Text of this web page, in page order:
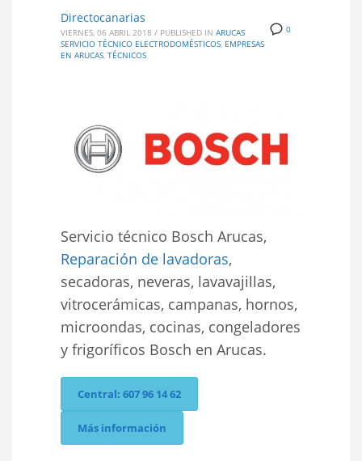
0
Directocanarias
VIERNES, 06 ABRIL 2018 / PUBLISHED IN ARUCAS
SERVICIO TÉCNICO ELECTRODOMÉSTICOS EMPRESAS
EN ARUCAS TÉCNICOS
Servicio técnico Bosch Arucas,
Reparación de lavadoras,
secadoras, neveras, lavavajillas,
vitrocerámicas, campanas, hornos,
microondas, cocinas, congeladores
y frigoríficos Bosch en Arucas.
Central: 607 96 14 62
Más información